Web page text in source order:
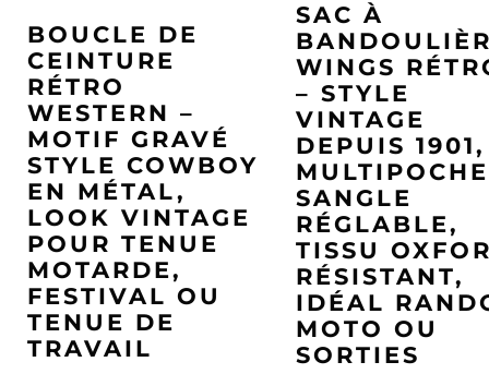
BOUCLE DE
CEINTURE
RÉTRO
WESTERN –
MOTIF GRAVÉ
STYLE COWBOY
EN MÉTAL,
LOOK VINTAGE
POUR TENUE
MOTARDE,
FESTIVAL OU
TENUE DE
TRAVAIL
SAC À
WINGS
– STYLE
VINTAGE
DEPUIS 1901,
SANGLE
RÉGLABLE,
TISSU
RÉSISTANT,
IDÉAL
MOTO OU
SORTIES